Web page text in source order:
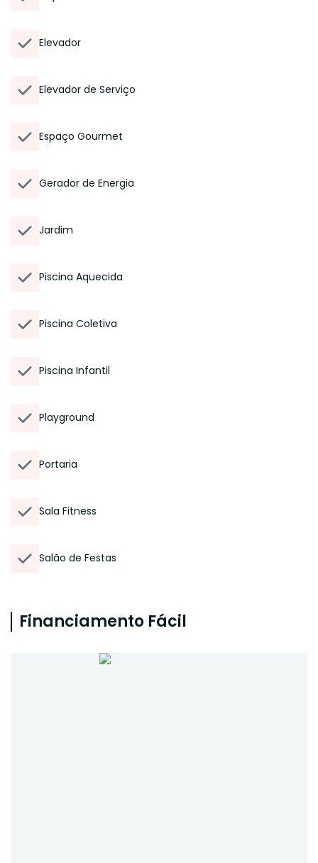
Elevador
Elevador de Serviço
Espaço Gourmet
Gerador de Energia
Jardim
Piscina Aquecida
Piscina Coletiva
Piscina Infantil
Playground
Portaria
Sala Fitness
Salão de Festas
Financiamento Fácil